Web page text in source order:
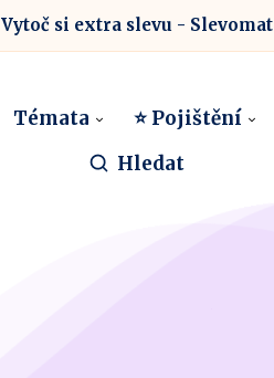
Vytoč si extra slevu - Slevomat
Témata ⭐ Pojištění
Hledat